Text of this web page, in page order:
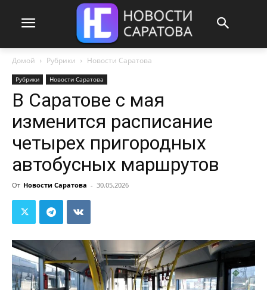
Домой Рубрики Новости Саратова
Рубрики Новости Саратова
В Саратове с мая
изменится расписание
четырех пригородных
автобусных маршрутов
От Новости Саратова - 30.05.2026